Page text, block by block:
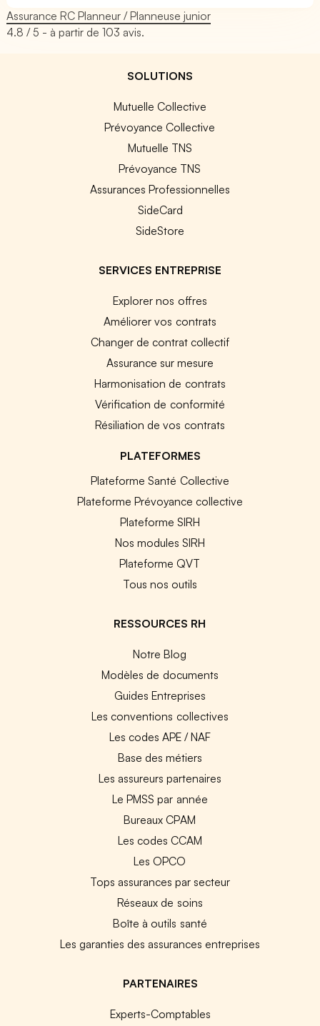
Assurance RC Planneur / Planneuse junior
4.8 / 5 - à partir de103 avis.
SOLUTIONS
Mutuelle Collective
Prévoyance Collective
Mutuelle TNS
Prévoyance TNS
Assurances Professionnelles
SideCard
SideStore
SERVICES ENTREPRISE
Explorer nos offres
Améliorer vos contrats
Changer de contrat collectif
Assurance sur mesure
Harmonisation de contrats
Vérification de conformité
Résiliation de vos contrats
PLATEFORMES
Plateforme Santé Collective
Plateforme Prévoyance collective
Plateforme SIRH
Nos modules SIRH
Plateforme QVT
Tous nos outils
RESSOURCES RH
Notre Blog
Modèles de documents
Guides Entreprises
Les conventions collectives
Les codes APE / NAF
Base des métiers
Les assureurs partenaires
Le PMSS par année
Bureaux CPAM
Les codes CCAM
Les OPCO
Tops assurances par secteur
Réseaux de soins
Boîte à outils santé
Les garanties des assurances entreprises
PARTENAIRES
Experts-Comptables